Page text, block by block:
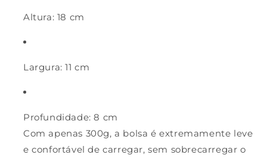
Altura: 18 cm
Largura: 11 cm
Profundidade: 8 cm
Com apenas 300g, a bolsa é extremamente leve
e confortável de carregar, sem sobrecarregar o